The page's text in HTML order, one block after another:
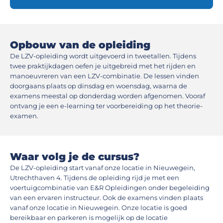
Opbouw van de opleiding
De LZV-opleiding wordt uitgevoerd in tweetallen. Tijdens
twee praktijkdagen oefen je uitgebreid met het rijden en
manoeuvreren van een LZV-combinatie. De lessen vinden
doorgaans plaats op dinsdag en woensdag, waarna de
examens meestal op donderdag worden afgenomen. Vooraf
ontvang je een e-learning ter voorbereiding op het theorie-
examen.
Waar volg je de cursus?
De LZV-opleiding start vanaf onze locatie in Nieuwegein,
Utrechthaven 4. Tijdens de opleiding rijd je met een
voertuigcombinatie van E&R Opleidingen onder begeleiding
van een ervaren instructeur. Ook de examens vinden plaats
vanaf onze locatie in Nieuwegein. Onze locatie is goed
bereikbaar en parkeren is mogelijk op de locatie